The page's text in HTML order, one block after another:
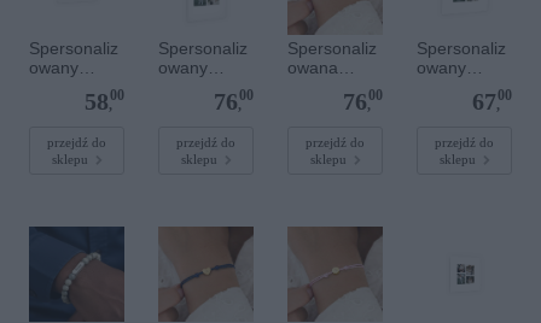
Spersonaliz
owany
plakat - 30 x
58,
00
przejdź do
sklepu
Spersonaliz
owany
plakat - 40 x
76,
00
przejdź do
sklepu
Spersonaliz
owana
bransoletka
sznurkowa -
Srebrne
kółko
76,
00
przejdź do
sklepu
Spersonaliz
owany
plakat - 40 x
67,
00
przejdź do
sklepu